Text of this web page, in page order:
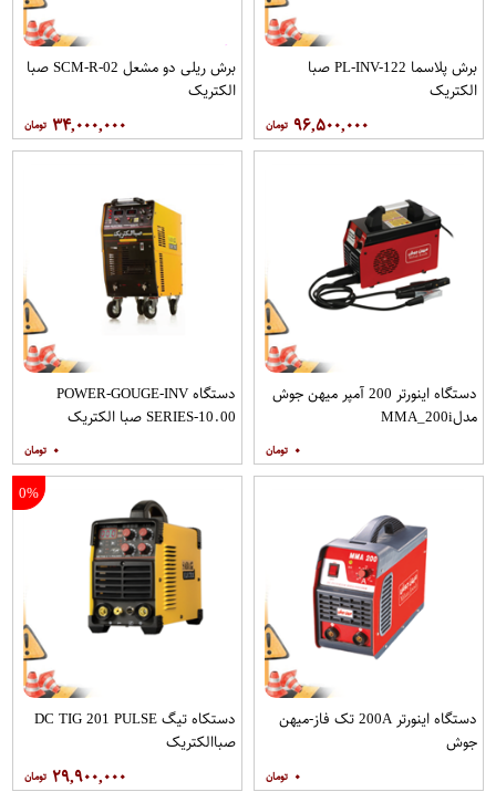
برش پلاسما PL-INV-122 صبا
الکتریک
۹۶,۵۰۰,۰۰۰
برش ریلی دو مشعل SCM-R-02 صبا
الکتریک
۳۴,۰۰۰,۰۰۰
دستگاه ‌اینورتر 200 آمپر میهن جوش
مدلMMA_200i
۰
دستگاه POWER-GOUGE-INV
SERIES-10.00 صبا الکتریک
۰
دستگاه اینورتر 200A تک فاز-میهن
جوش
۰
0%
دستکاه تیگ DC TIG 201 PULSE
صباالکتریک
۲۹,۹۰۰,۰۰۰